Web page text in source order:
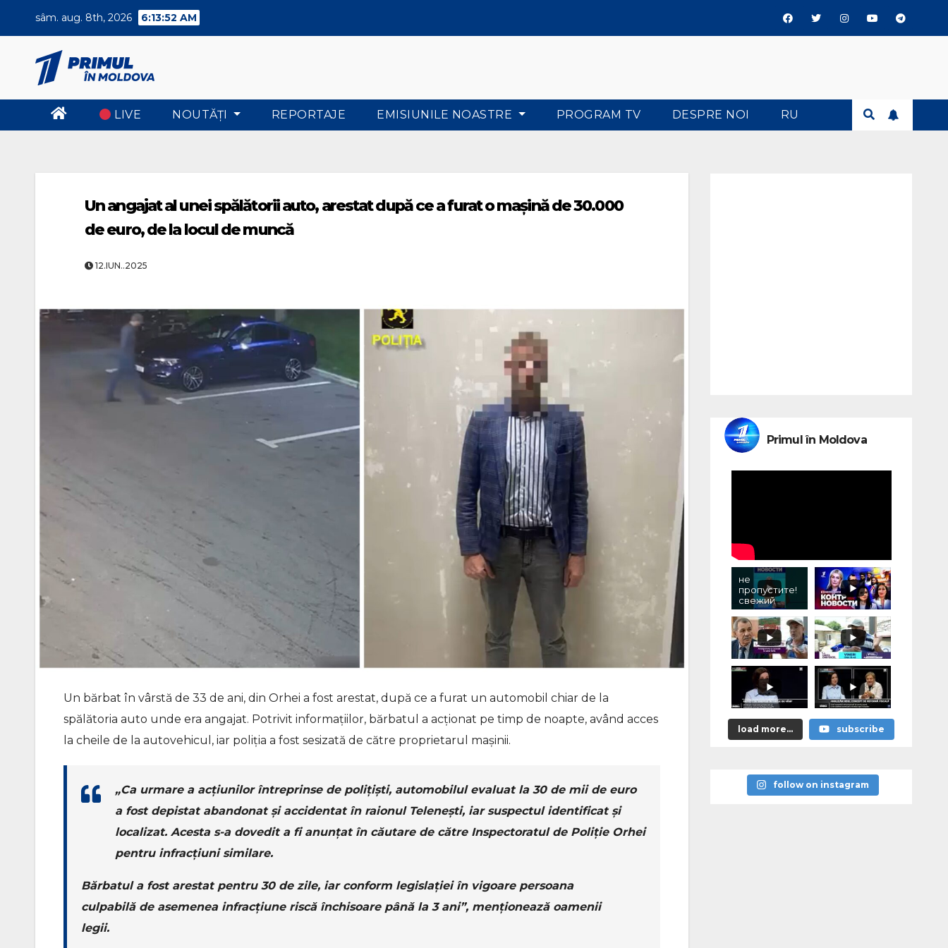
sâm. aug. 8th, 2026 6:13:53 AM
LIVE NOUTĂŢI REPORTAJE EMISIUNILE NOASTRE PROGRAM TV DESPRE NOI RU
Un angajat al unei spălătorii auto, arestat după ce a furat o maşină de 30.000
de euro, de la locul de muncă
12.IUN..2025
Un bărbat în vârstă de 33 de ani, din Orhei a fost arestat, după ce a furat un automobil chiar de la
spălătoria auto unde era angajat. Potrivit informaţiilor, bărbatul a acționat pe timp de noapte, având acces
la cheile de la autovehicul, iar poliţia a fost sesizată de către proprietarul maşinii.
„Ca urmare a acțiunilor întreprinse de polițiști, automobilul evaluat la 30 de mii de euro
a fost depistat abandonat și accidentat în raionul Telenești, iar suspectul identificat și
localizat. Acesta s-a dovedit a fi anunțat în căutare de către Inspectoratul de Poliție Orhei
pentru infracțiuni similare.
Bărbatul a fost arestat pentru 30 de zile, iar conform legislației în vigoare persoana
culpabilă de asemenea infracțiune riscă închisoare până la 3 ani”, menţionează oamenii
legii.
Primul în Moldova
не
пропустите!
свежий
выпуск
«контрновос
тей» уже
сегодня, в
10:00
load more... subscribe
follow on instagram